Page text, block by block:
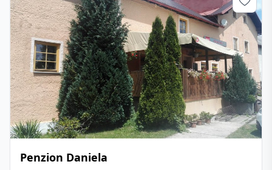
Penzion Daniela